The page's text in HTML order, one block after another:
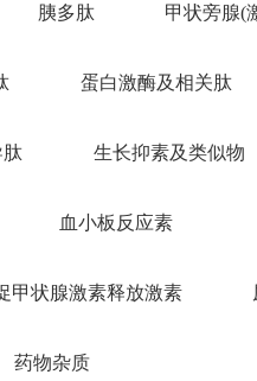
胰多肽 甲状旁腺(
蛋白激酶及相关肽
肽 生长抑素及类似物
血小板反应素
甲状腺激素释放激素
药物杂质